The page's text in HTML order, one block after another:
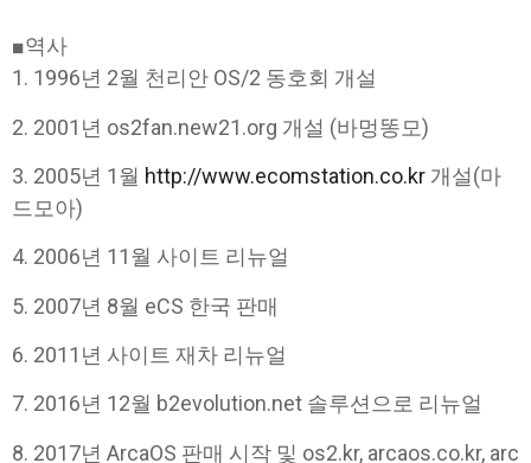
■역사
1. 1996년 2월 천리안 OS/2 동호회 개설
2. 2001년 os2fan.new21.org 개설 (바멍똥모)
3. 2005년 1월 http://www.ecomstation.co.kr 개설(마
드모아)
4. 2006년 11월 사이트 리뉴얼
5. 2007년 8월 eCS 한국 판매
6. 2011년 사이트 재차 리뉴얼
7. 2016년 12월 b2evolution.net 솔루션으로 리뉴얼
8. 2017년 ArcaOS 판매 시작 및 os2.kr, arcaos.co.kr, arc